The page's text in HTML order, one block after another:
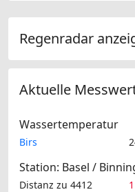
Regenradar
Aktuelle
Wassertemperatur
Birs
Station: Basel /
Distanz zu 4412